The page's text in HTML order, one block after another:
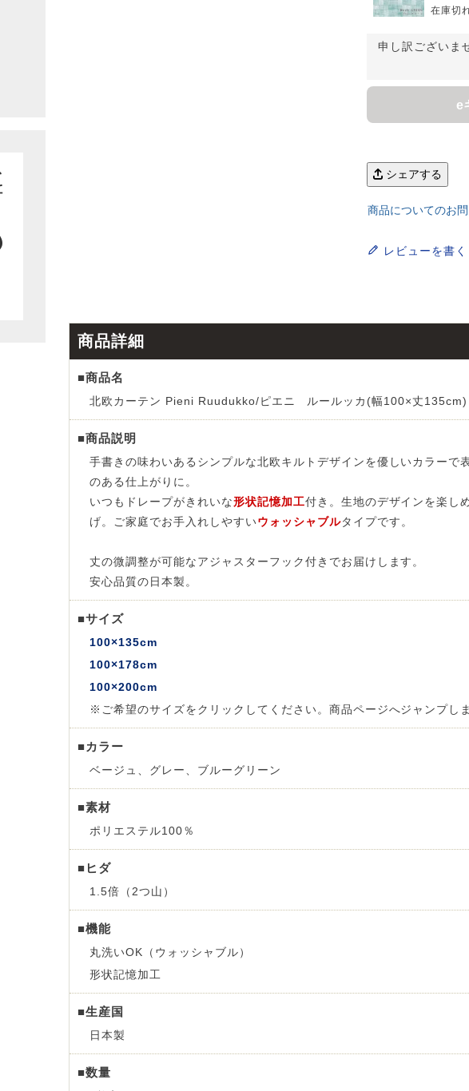
在庫切
申し訳ございま
e
シェアする
商品についてのお
レビューを書く
商品詳細
■商品名
北欧カーテン Pieni Ruudukko/ピエニ ルールッカ(幅100×丈135cm)
■商品説明
手書きの味わいあるシンプルな北欧キルトデザインを優しいカラーで
のある仕上がりに。
いつもドレープがきれいな形状記憶加工付き。生地のデザインを楽し
げ。ご家庭でお手入れしやすいウォッシャブルタイプです。
丈の微調整が可能なアジャスターフック付きでお届けします。
安心品質の日本製。
■サイズ
100×135cm
100×178cm
100×200cm
※ご希望のサイズをクリックしてください。商品ページへジャンプしま
■カラー
ベージュ、グレー、ブルーグリーン
■素材
ポリエステル100％
■ヒダ
1.5倍（2つ山）
■機能
丸洗いOK（ウォッシャブル）
形状記憶加工
■生産国
日本製
■数量